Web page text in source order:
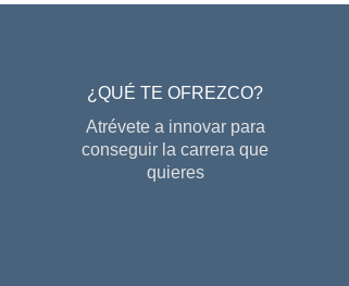
¿QUÉ TE OFREZCO?
Atrévete a innovar para
conseguir la carrera que
quieres